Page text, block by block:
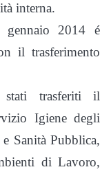
interna.
gennaio 2014 é
il trasferimento
trasferiti il
Igiene degli
Sanità Pubblica,
di Lavoro,